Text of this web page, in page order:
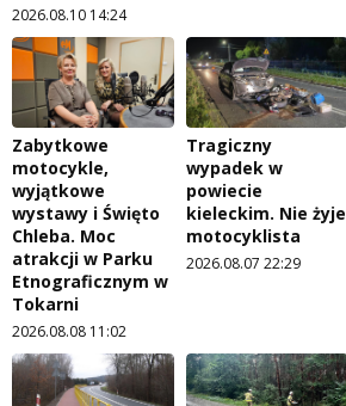
2026.08.10 14:24
Zabytkowe
motocykle,
wyjątkowe
wystawy i Święto
Chleba. Moc
atrakcji w Parku
Etnograficznym w
Tokarni
2026.08.08 11:02
Tragiczny
wypadek w
powiecie
kieleckim. Nie żyje
motocyklista
2026.08.07 22:29